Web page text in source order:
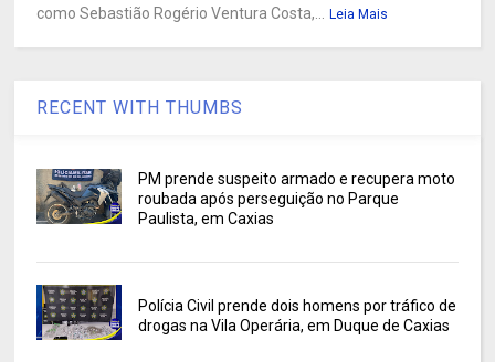
como Sebastião Rogério Ventura Costa,...
Leia Mais
RECENT WITH THUMBS
PM prende suspeito armado e recupera moto
roubada após perseguição no Parque
Paulista, em Caxias
Polícia Civil prende dois homens por tráfico de
drogas na Vila Operária, em Duque de Caxias